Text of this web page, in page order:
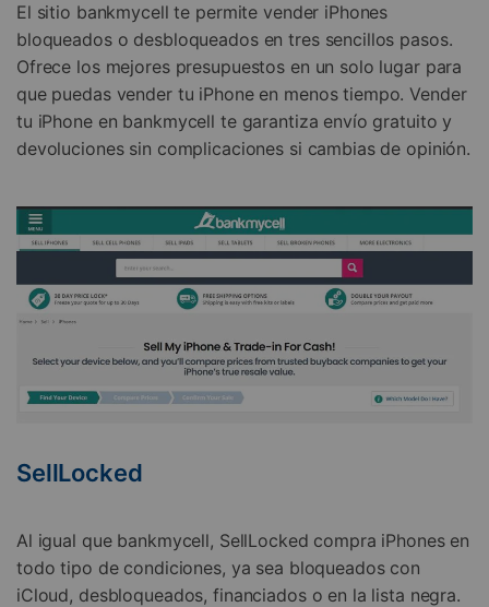
El sitio bankmycell te permite vender iPhones
bloqueados o desbloqueados en tres sencillos pasos.
Ofrece los mejores presupuestos en un solo lugar para
que puedas vender tu iPhone en menos tiempo. Vender
tu iPhone en bankmycell te garantiza envío gratuito y
devoluciones sin complicaciones si cambias de opinión.
SellLocked
Al igual que bankmycell, SellLocked compra iPhones en
todo tipo de condiciones, ya sea bloqueados con
iCloud, desbloqueados, financiados o en la lista negra.